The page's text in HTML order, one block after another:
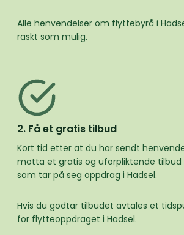
Alle henvendelser om flyttebyrå i
raskt som mulig.
2. Få et gratis tilbud
Kort tid etter at du har sendt
motta et gratis og uforpliktende
som tar på seg oppdrag i Hadsel.
Hvis du godtar tilbudet avtales et
for flytteoppdraget i Hadsel.